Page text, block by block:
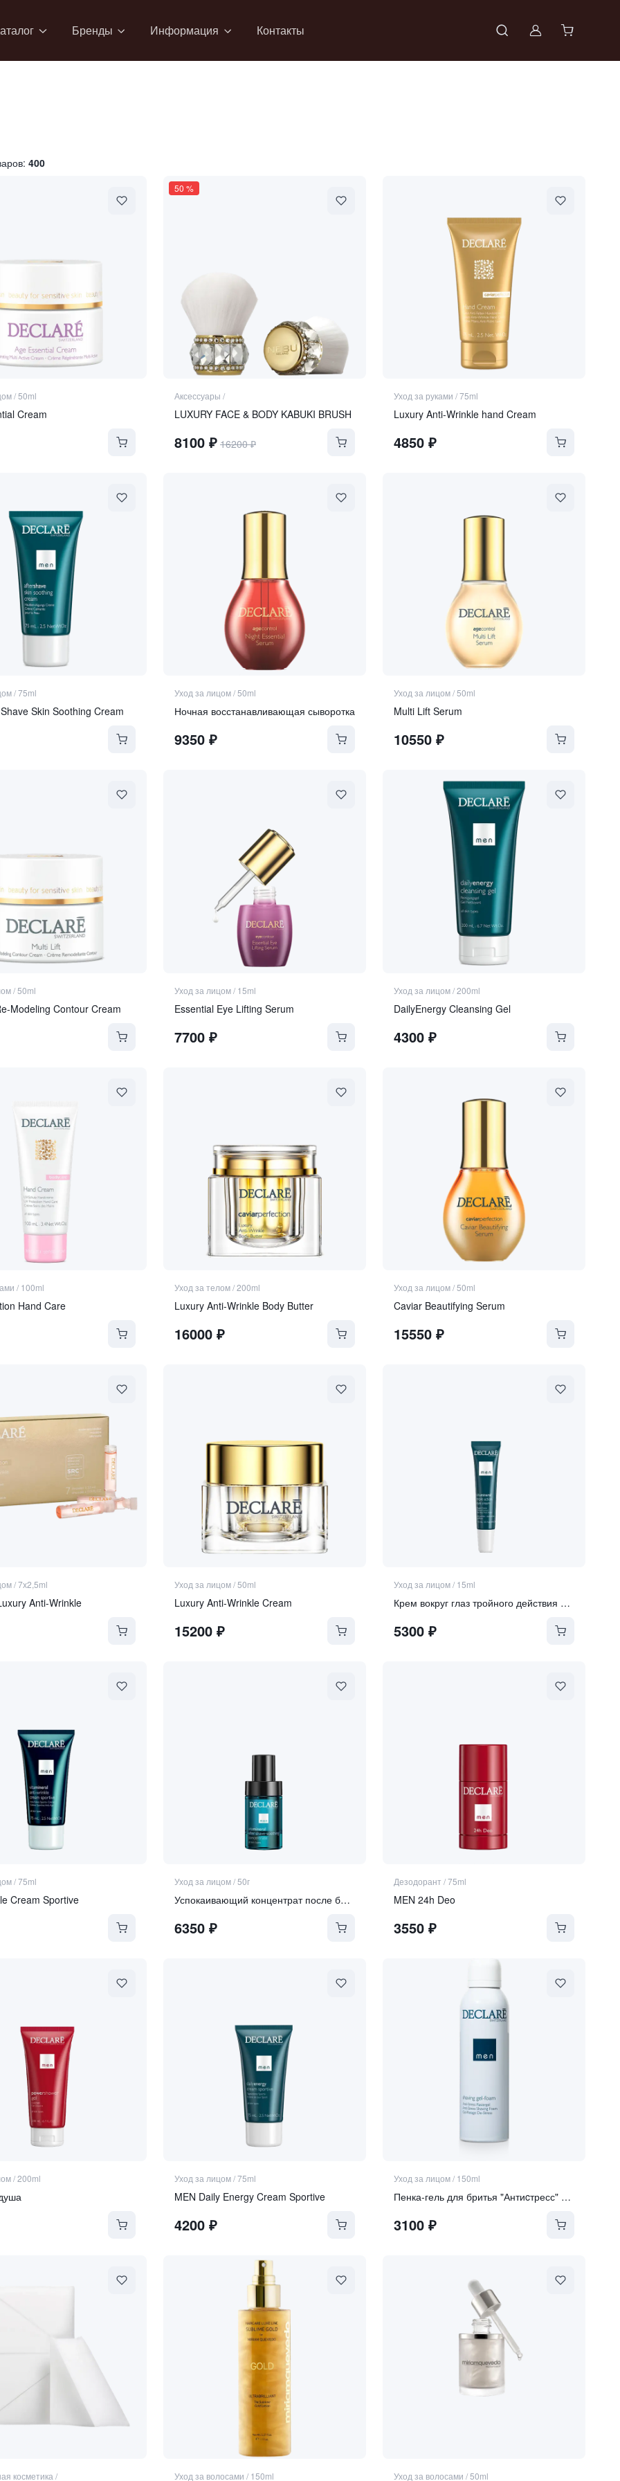
Бренды Информация Контакты Войти в
400
/50ml
Cream
50 %
Аксессуары /
LUXURY FACE & BODY KABUKI BRUSH
8100₽ 16200₽
Уход за руками /75ml
Luxury Anti-Wrinkle hand Cream
4850 ₽
/75ml
Skin Soothing Cream
Уход за лицом/50ml
Ночная восстанавливающая сыворотка
9350₽
Уход за лицом/50ml
Multi Lift Serum
10550 ₽
/50ml
Modeling Contour Cream
Уход за лицом/ 15ml
Essential Eye Lifting Serum
7700₽
Уход за лицом/200ml
DailyEnergy Cleansing Gel
4300 ₽
/ 100ml
Hand Care
Уход за телом/200ml
Luxury Anti-Wrinkle Body Butter
16000₽
Уход за лицом/50ml
Caviar Beautifying Serum
15550 ₽
/7х2,5ml
Anti-Wrinkle
Уход за лицом/50ml
Luxury Anti-Wrinkle Cream
15200₽
Уход за лицом/ 15ml
Крем вокруг глаз тройного действия для мужчин
5300 ₽
/75ml
Cream Sportive
Уход за лицом/50г
Успокаивающий концентрат после бритья
6350₽
Дезодорант /75ml
MEN 24h Deo
3550 ₽
/200ml Уход за лицом/75ml
MEN Daily Energy Cream Sportive
4200₽
Уход за лицом/ 150ml
Пенка-гель для бритья "Антиcтресс" Shaving Gel-Foam Antistress
3100 ₽
косметика / Уход за волосами / 150ml Уход за волосами /50ml